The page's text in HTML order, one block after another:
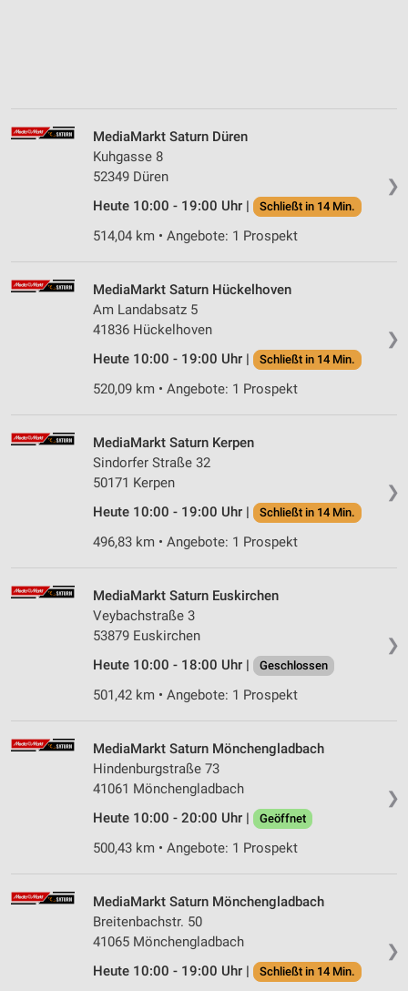
❯
MediaMarkt Saturn Düren
Kuhgasse 8
52349 Düren
Heute 10:00 - 19:00 Uhr |
Schließt in 14 Min.
514,04 km • Angebote: 1 Prospekt
❯
MediaMarkt Saturn Hückelhoven
Am Landabsatz 5
41836 Hückelhoven
Heute 10:00 - 19:00 Uhr |
Schließt in 14 Min.
520,09 km • Angebote: 1 Prospekt
❯
MediaMarkt Saturn Kerpen
Sindorfer Straße 32
50171 Kerpen
Heute 10:00 - 19:00 Uhr |
Schließt in 14 Min.
496,83 km • Angebote: 1 Prospekt
❯
MediaMarkt Saturn Euskirchen
Veybachstraße 3
53879 Euskirchen
Heute 10:00 - 18:00 Uhr |
Geschlossen
501,42 km • Angebote: 1 Prospekt
❯
MediaMarkt Saturn Mönchengladbach
Hindenburgstraße 73
41061 Mönchengladbach
Heute 10:00 - 20:00 Uhr |
Geöffnet
500,43 km • Angebote: 1 Prospekt
❯
MediaMarkt Saturn Mönchengladbach
Breitenbachstr. 50
41065 Mönchengladbach
Heute 10:00 - 19:00 Uhr |
Schließt in 14 Min.